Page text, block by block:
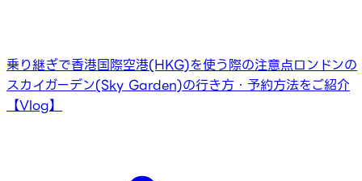
乗り継ぎで香港国際空港(HKG)を使う際の注意点ロンドンの
スカイガーデン(Sky Garden)の行き方・予約方法をご紹介
【Vlog】